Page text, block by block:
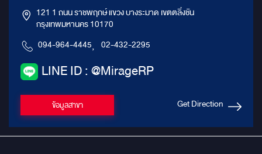
121 1 ถนน ราชพฤกษ์ แขวง บางระมาด เขตตลิ่งชัน
กรุงเทพมหานคร 10170
094-964-4445, 02-432-2295
LINE ID : @MirageRP
ข้อมูลสาขา Get Direction